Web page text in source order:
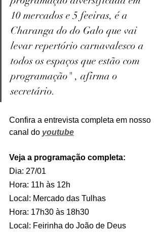
10 mercados e 5 feeiras, é a
Charanga do do Galo que vai
levar repertório carnavalesco a
todos os espaços que estão com
programação" , afirma o
secretário.
Confira a entrevista completa em nosso
canal do youtube
Veja a programação completa:
Dia: 27/01
Hora: 11h às 12h
Local: Mercado das Tulhas
Hora: 17h30 às 18h30
Local: Feirinha do João de Deus